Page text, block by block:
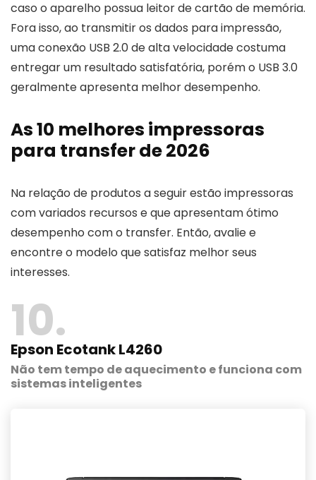
caso o aparelho possua leitor de cartão de memória.
Fora isso, ao transmitir os dados para impressão,
uma conexão USB 2.0 de alta velocidade costuma
entregar um resultado satisfatória, porém o USB 3.0
geralmente apresenta melhor desempenho.
As 10 melhores impressoras
para transfer de 2026
Na relação de produtos a seguir estão impressoras
com variados recursos e que apresentam ótimo
desempenho com o transfer. Então, avalie e
encontre o modelo que satisfaz melhor seus
interesses.
10
Epson Ecotank L4260
Não tem tempo de aquecimento e funciona com
sistemas inteligentes